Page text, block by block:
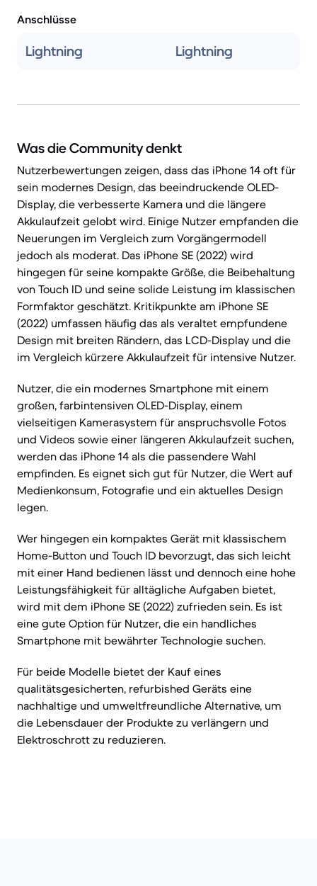
Anschlüsse
Lightning Lightning
Was die Community denkt
Nutzerbewertungen zeigen, dass das iPhone 14 oft für
sein modernes Design, das beeindruckende OLED-
Display, die verbesserte Kamera und die längere
Akkulaufzeit gelobt wird. Einige Nutzer empfanden die
Neuerungen im Vergleich zum Vorgängermodell
jedoch als moderat. Das iPhone SE (2022) wird
hingegen für seine kompakte Größe, die Beibehaltung
von Touch ID und seine solide Leistung im klassischen
Formfaktor geschätzt. Kritikpunkte am iPhone SE
(2022) umfassen häufig das als veraltet empfundene
Design mit breiten Rändern, das LCD-Display und die
im Vergleich kürzere Akkulaufzeit für intensive Nutzer.
Nutzer, die ein modernes Smartphone mit einem
großen, farbintensiven OLED-Display, einem
vielseitigen Kamerasystem für anspruchsvolle Fotos
und Videos sowie einer längeren Akkulaufzeit suchen,
werden das iPhone 14 als die passendere Wahl
empfinden. Es eignet sich gut für Nutzer, die Wert auf
Medienkonsum, Fotografie und ein aktuelles Design
legen.
Wer hingegen ein kompaktes Gerät mit klassischem
Home-Button und Touch ID bevorzugt, das sich leicht
mit einer Hand bedienen lässt und dennoch eine hohe
Leistungsfähigkeit für alltägliche Aufgaben bietet,
wird mit dem iPhone SE (2022) zufrieden sein. Es ist
eine gute Option für Nutzer, die ein handliches
Smartphone mit bewährter Technologie suchen.
Für beide Modelle bietet der Kauf eines
qualitätsgesicherten, refurbished Geräts eine
nachhaltige und umweltfreundliche Alternative, um
die Lebensdauer der Produkte zu verlängern und
Elektroschrott zu reduzieren.